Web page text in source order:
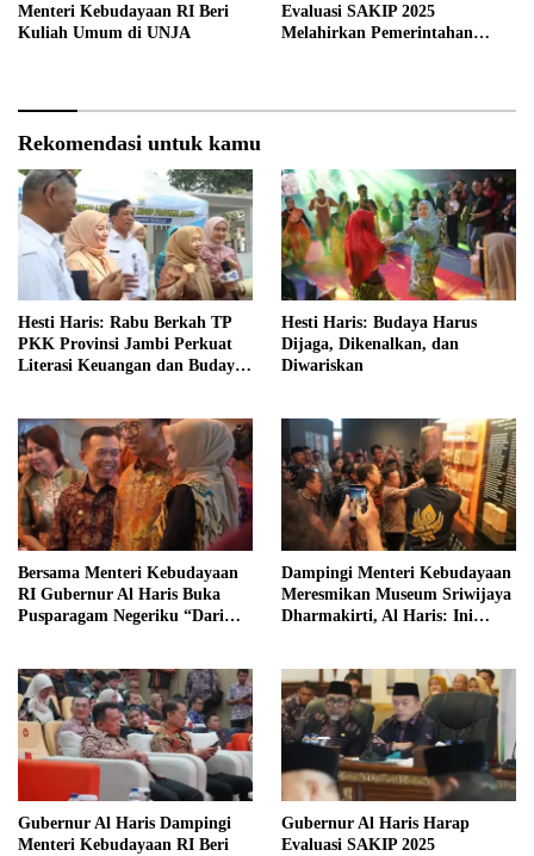
Menteri Kebudayaan RI Beri
Kuliah Umum di UNJA
Evaluasi SAKIP 2025
Melahirkan Pemerintahan
Rekomendasi untuk kamu
Hesti Haris: Rabu Berkah TP
PKK Provinsi Jambi Perkuat
Literasi Keuangan dan Budaya
Hesti Haris: Budaya Harus
Dijaga, Dikenalkan, dan
Diwariskan
Bersama Menteri Kebudayaan
RI Gubernur Al Haris Buka
Pusparagam Negeriku “Dari
Dampingi Menteri Kebudayaan
Meresmikan Museum Sriwijaya
Dharmakirti, Al Haris: Ini
Gubernur Al Haris Dampingi
Menteri Kebudayaan RI Beri
Gubernur Al Haris Harap
Evaluasi SAKIP 2025